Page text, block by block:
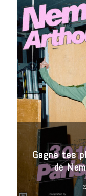
Gagne tes
de